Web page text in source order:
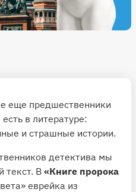
еще предшественники
в литературе:
и страшные истории.
детектива мы
текст. В «Книге пророка
еврейка из